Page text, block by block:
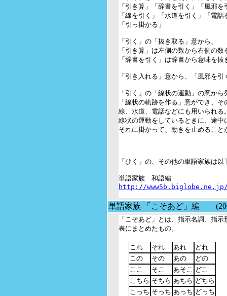
「引き算」「辞書を引く」「風邪を
「線を引く」「水道を引く」「電話
「引っ掛かる」
「引く」の「抜き取る」意から、
「引き算」は左側の数から右側の
「辞書を引く」は辞書から意味を抜
「引き入れる」意から、「風邪を
「引く」の「線状の運動」の意から
「線状の軌跡を作る」意ができ、そ
線、水道、電話などにも用いられる
線状の運動をしているときに、途中
それに掛かって、動きを止めること
「ひく」の、その他の単語家族は
http://
単語家族 「こそあど」編
「こそあど」とは、指示名詞、指
表にまとめたもの。
これ それ あれ
どれ
この
その あの
どの
ここ
そこ あそこ どこ
こちら そちら あちら どちら
こっち そっち あっち どっち